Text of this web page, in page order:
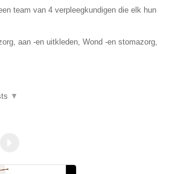
team van 4 verpleegkundigen die elk hun
aan -en uitkleden, Wond -en stomazorg,
▼